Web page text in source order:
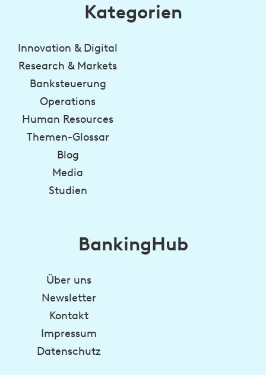
Kategorien
Innovation & Digital
Research & Markets
Banksteuerung
Operations
Human Resources
Themen-Glossar
Blog
Media
Studien
BankingHub
Über uns
Newsletter
Kontakt
Impressum
Datenschutz